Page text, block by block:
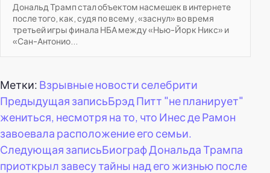
Дональд Трамп стал объектом насмешек в интернете
после того, как, судя по всему, «заснул» во время
третьей игры финала НБА между «Нью-Йорк Никс» и
«Сан-Антонио...
Метки: Взрывные новости селебрити
Навигация
по
записям
Предыдущая записьБрэд Питт "не планирует"
жениться, несмотря на то, что Инес де Рамон
завоевала расположение его семьи.
Следующая записьБиограф Дональда Трампа
приоткрыл завесу тайны над его жизнью после